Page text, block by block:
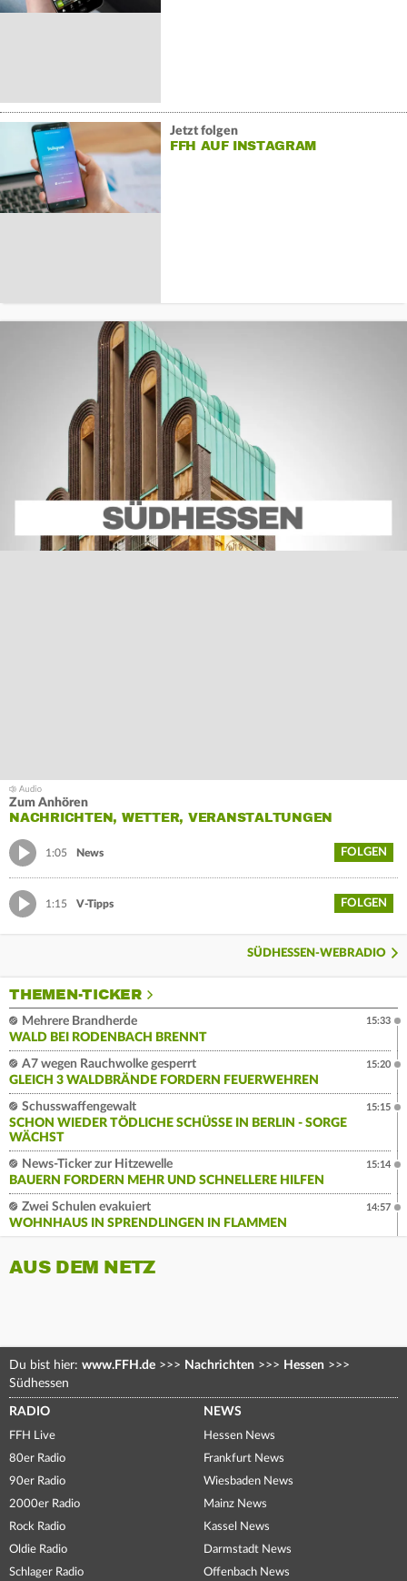
Jetzt folgen
FFH AUF INSTAGRAM
Zum Anhören
NACHRICHTEN, WETTER, VERANSTALTUNGEN
1:05 News FOLGEN
1:15 V-Tipps FOLGEN
SÜDHESSEN-WEBRADIO
THEMEN-TICKER
Mehrere Brandherde
WALD BEI RODENBACH BRENNT
15:33
A7 wegen Rauchwolke gesperrt
GLEICH 3 WALDBRÄNDE FORDERN FEUERWEHREN
15:20
Schusswaffengewalt
SCHON WIEDER TÖDLICHE SCHÜSSE IN BERLIN - SORGE
WÄCHST
15:15
News-Ticker zur Hitzewelle
BAUERN FORDERN MEHR UND SCHNELLERE HILFEN
15:14
Zwei Schulen evakuiert
WOHNHAUS IN SPRENDLINGEN IN FLAMMEN
14:57
AUS DEM NETZ
Du bist hier: www.FFH.de >>> Nachrichten >>> Hessen >>>
Südhessen
RADIO
FFH Live
80er Radio
90er Radio
2000er Radio
Rock Radio
Oldie Radio
Schlager Radio
NEWS
Hessen News
Frankfurt News
Wiesbaden News
Mainz News
Kassel News
Darmstadt News
Offenbach News